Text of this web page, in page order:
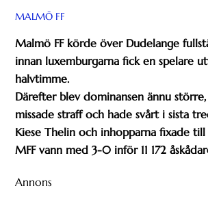
MALMÖ FF
Malmö FF körde över Dudelange
innan luxemburgarna fick en spelare
halvtimme.
Därefter blev dominansen ännu
missade straff och hade svårt i sista
Kiese Thelin och inhopparna fixade
MFF vann med 3-0 inför 11 172
Annons